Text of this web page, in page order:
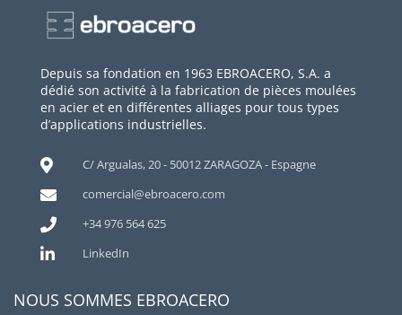
Depuis sa fondation en 1963 EBROACERO, S.A. a
dédié son activité à la fabrication de pièces moulées
en acier et en différentes alliages pour tous types
d’applications industrielles.
C/ Argualas, 20 - 50012 ZARAGOZA - Espagne
comercial@ebroacero.com
+34 976 564 625
LinkedIn
NOUS SOMMES EBROACERO